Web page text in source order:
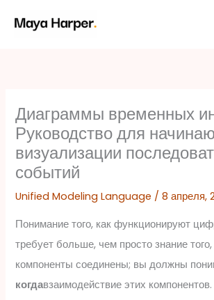
Диаграммы временных
Руководство для
визуализации
событий
Unified Modeling Language /8 апреля,
Понимание того, как функционируют
требует больше, чем просто знание того,
компоненты соединены; вы должны
когдавзаимодействие этих